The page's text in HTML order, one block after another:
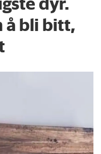
å bli bitt,